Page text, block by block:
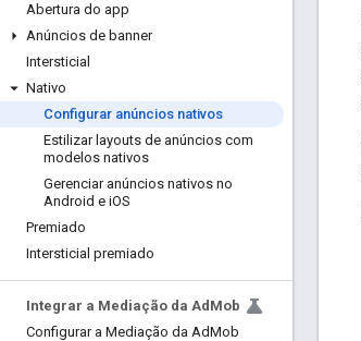
Abertura do app
Anúncios de banner
Intersticial
Nativo
Configurar anúncios nativos
Estilizar layouts de anúncios com
modelos nativos
Gerenciar anúncios nativos no
Android e iOS
Premiado
Intersticial premiado
Integrar a Mediação da Ad Mob
Configurar a Mediação da AdMob